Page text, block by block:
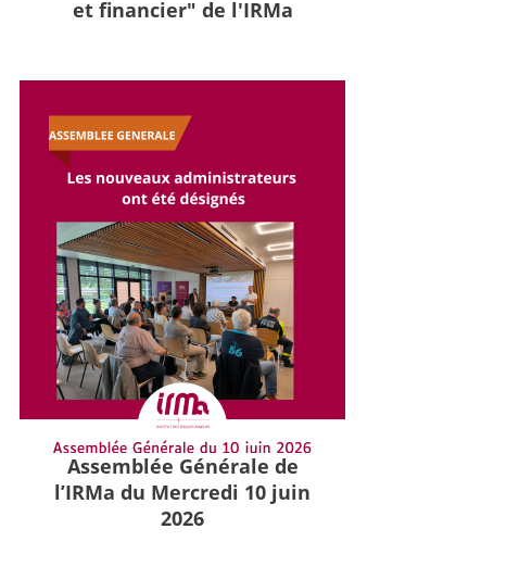
et financier" de l'IRMa
Assemblée Générale de
l’IRMa du Mercredi 10 juin
2026